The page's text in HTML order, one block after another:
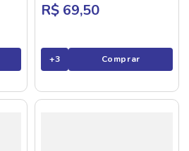
R$ 69,50
+3 Comprar